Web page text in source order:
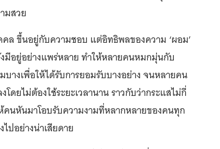
มสวย
ล ขึ้นอยู่กับความชอบ แต่อิทธิพลของความ ‘ผอม’
อยู่อย่างแพร่หลาย ทำให้หลายคนหมกมุ่นกับ
บางเพื่อให้ได้รับการยอมรับบางอย่าง จนหลายคน
ดยไม่ต้องใช้ระยะเวลานาน ราวกับว่ากระแสไม่กี่
นหันมาโอบรับความงามที่หลากหลายของคนทุก
ปอย่างน่าเสียดาย